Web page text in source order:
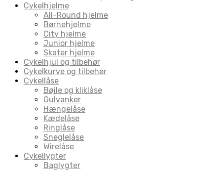
Cykelhjelme
All-Round hjelme
Børnehjelme
City hjelme
Junior hjelme
Skater hjelme
Cykelhjul og tilbehør
Cykelkurve og tilbehør
Cykellåse
Bøjle og kliklåse
Gulvanker
Hængelåse
Kædelåse
Ringlåse
Sneglelåse
Wirelåse
Cykellygter
Baglygter